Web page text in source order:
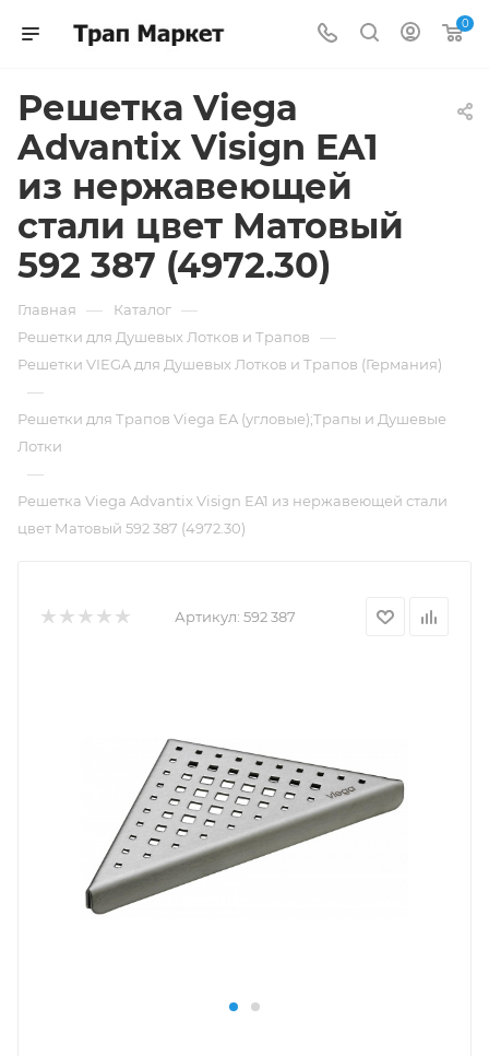
0
Решетка Viega
Advantix Visign EA1
из нержавеющей
стали цвет Матовый
592 387 (4972.30)
Главная — Каталог —
Решетки для Душевых Лотков и Трапов —
Решетки VIEGA для Душевых Лотков и Трапов (Германия)
—
Решетки для Трапов Viega EA (угловые);Трапы и Душевые
Лотки
—
Решетка Viega Advantix Visign EA1 из нержавеющей стали
цвет Матовый 592 387 (4972.30)
Артикул: 592 387